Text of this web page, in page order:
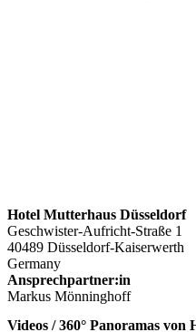
Hotel Mutterhaus Düsseldorf
Geschwister-Aufricht-Straße 1
40489 Düsseldorf-Kaiserwerth
Germany
Ansprechpartner:in
Markus Mönninghoff
Videos / 360° Panoramas